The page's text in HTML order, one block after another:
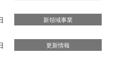
新領域事業
更新情報